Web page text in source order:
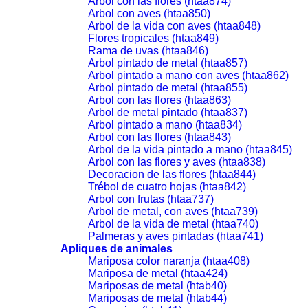
Arbol con aves (htaa850)
Arbol de la vida con aves (htaa848)
Flores tropicales (htaa849)
Rama de uvas (htaa846)
Arbol pintado de metal (htaa857)
Arbol pintado a mano con aves (htaa862)
Arbol pintado de metal (htaa855)
Arbol con las flores (htaa863)
Arbol de metal pintado (htaa837)
Arbol pintado a mano (htaa834)
Arbol con las flores (htaa843)
Arbol de la vida pintado a mano (htaa845)
Arbol con las flores y aves (htaa838)
Decoracion de las flores (htaa844)
Trébol de cuatro hojas (htaa842)
Arbol con frutas (htaa737)
Arbol de metal, con aves (htaa739)
Arbol de la vida de metal (htaa740)
Palmeras y aves pintadas (htaa741)
Apliques de animales
Mariposa color naranja (htaa408)
Mariposa de metal (htaa424)
Mariposas de metal (htab40)
Mariposas de metal (htab44)